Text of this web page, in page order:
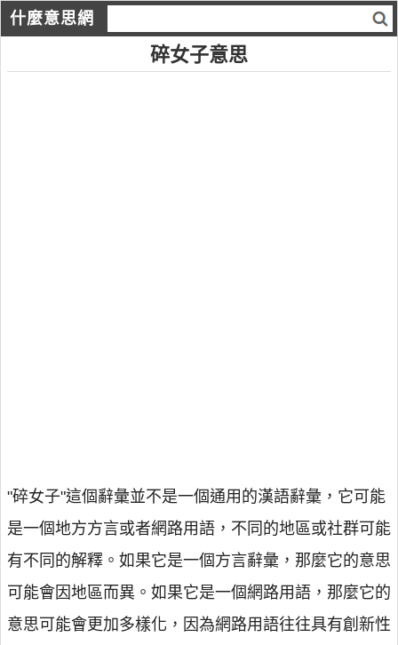
什麼意思網
碎女子意思
"碎女子"這個辭彙並不是一個通用的漢語辭彙，它可能
是一個地方方言或者網路用語，不同的地區或社群可能
有不同的解釋。如果它是一個方言辭彙，那麼它的意思
可能會因地區而異。如果它是一個網路用語，那麼它的
意思可能會更加多樣化，因為網路用語往往具有創新性